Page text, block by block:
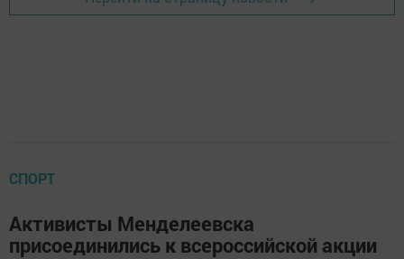
СПОРТ
Активисты Менделеевска
присоединились к всероссийской акции